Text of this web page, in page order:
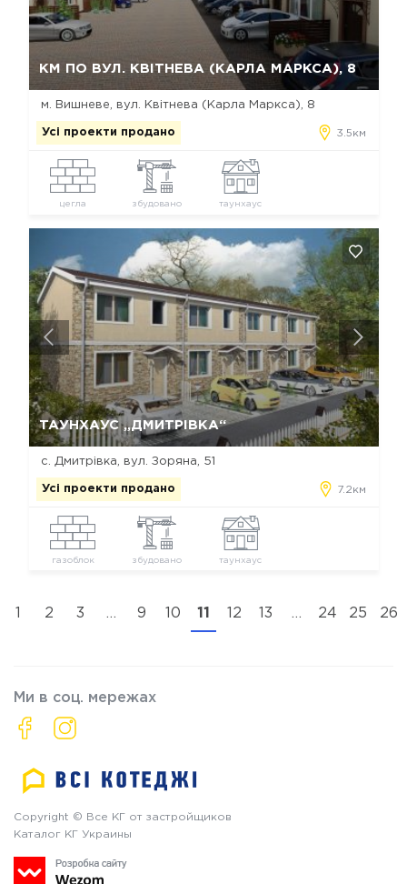
КМ ПО ВУЛ. КВІТНЕВА (КАРЛА МАРКСА), 8
м. Вишневе, вул. Квітнева (Карла Маркса), 8
Усі проекти продано 3.5км
цегла збудовано таунхаус
Відміна
ТАУНХАУС „ДМИТРІВКА“
с. Дмитрівка, вул. Зоряна, 51
Усі проекти продано 7.2км
газоблок збудовано таунхаус
Так, видалити Відміна
1 2 3 … 9 10 11 12 13 … 24 25 26
Ми в соц. мережах
Copyright © Все КГ от застройщиков
Каталог КГ Украины